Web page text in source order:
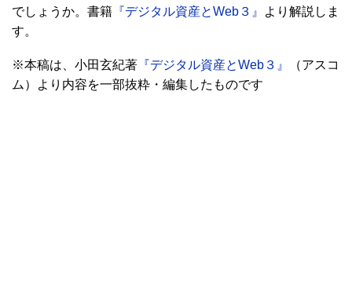
でしょうか。書籍 『デジタル資産とWeb３』
より解説しま
す。
※本稿は、小田玄紀著 『デジタル資産とWeb３』
（アスコ
ム）より内容を一部抜粋・編集したものです